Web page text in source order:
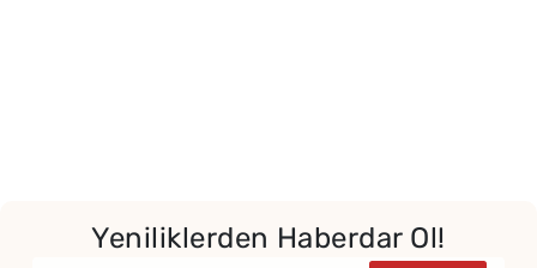
Yeniliklerden Haberdar Ol!